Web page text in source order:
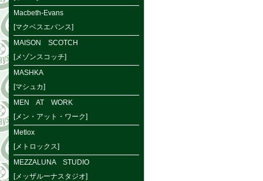
Macbeth-Evans
[マクベスエバンス]
MAISON SCOTCH
[メゾンスコッチ]
MASHKA
[マシュカ]
MEN AT WORK
[メン・アット・ワーク]
Metlox
[メトロックス]
MEZZALUNA STUDIO
[メッザルーナスタジオ]